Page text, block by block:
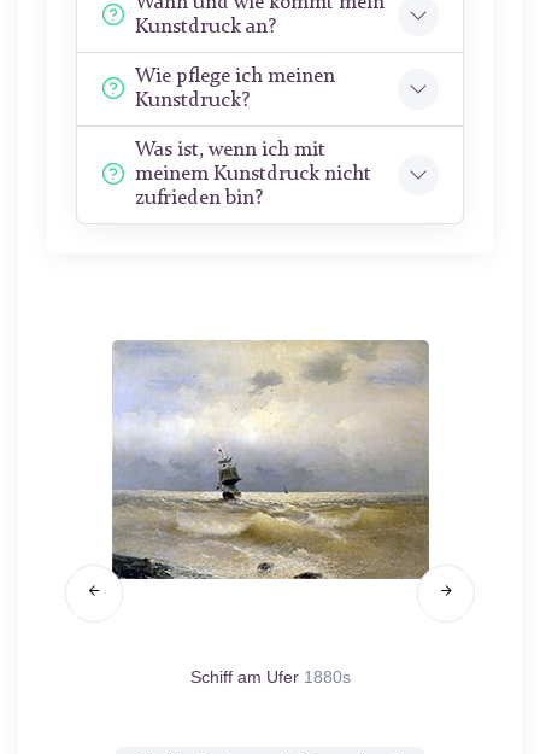
Kunstdruck an?
Wie pflege ich meinen
Kunstdruck?
Was ist, wenn ich mit
meinem Kunstdruck nicht
zufrieden bin?
Schiff am Ufer 1880s